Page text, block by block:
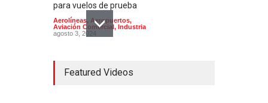
para vuelos de prueba
Aerolíneas, Aeropuertos,
Aviación Comercial , Industria
agosto 3, 2024
Featured Videos